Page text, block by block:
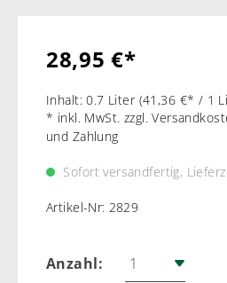
28,95 €*
Inhalt:0.7 Liter (41,36 €* / 1
* inkl. MwSt. zzgl.
und Zahlung
Sofort versandfertig,
Artikel-Nr: 2829
Anzahl: